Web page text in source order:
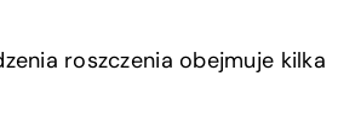
roszczenia obejmuje kilka